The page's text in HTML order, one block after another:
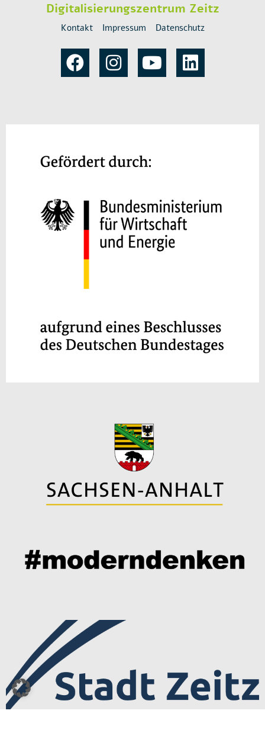
Digitalisierungszentrum Zeitz
Kontakt Impressum Datenschutz